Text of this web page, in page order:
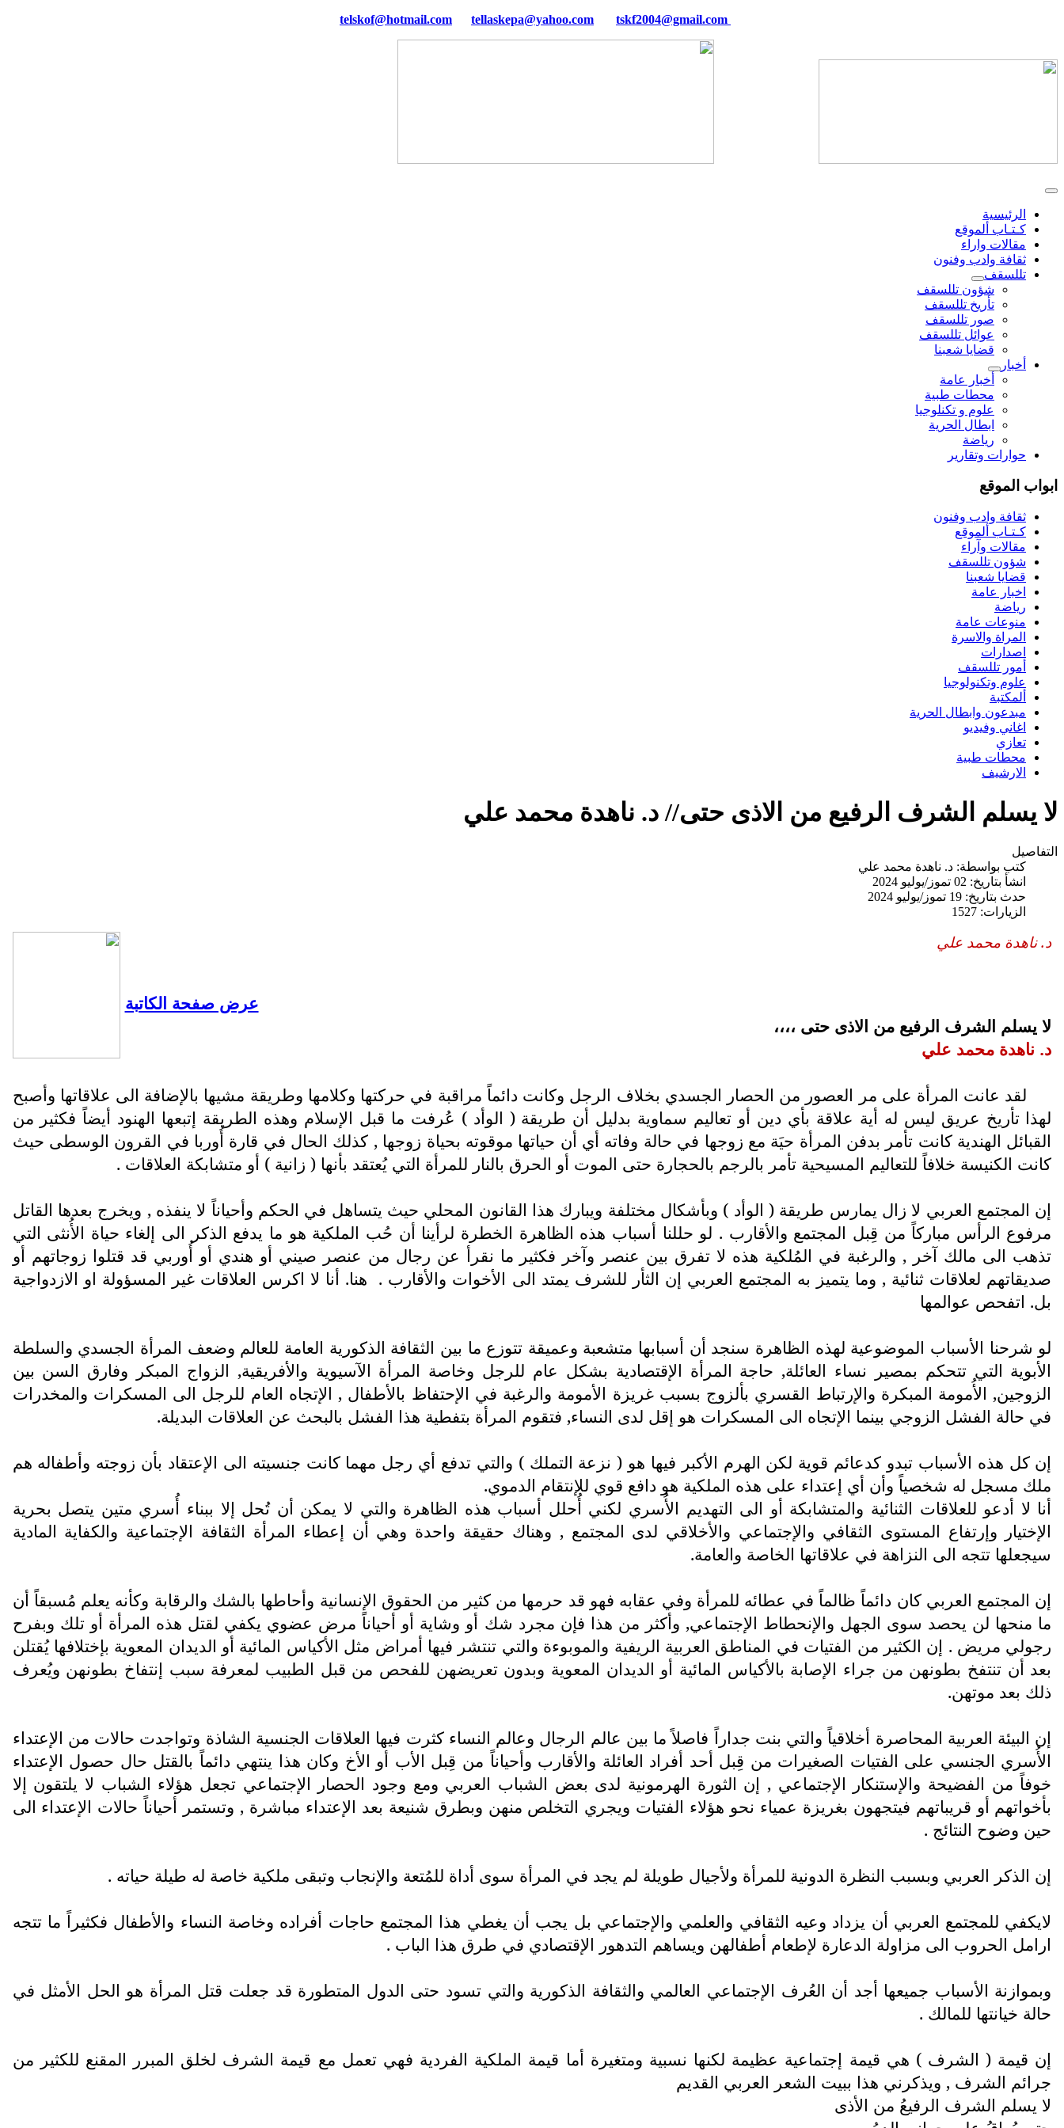
tellaskepa@yahoo.com tskf2004@gmail.com
الرئيسية
كـتـاب ألموقع
مقالات واراء
ثقافة وادب وفنون
تللسقف
شؤون تللسقف
تأريخ تللسقف
صور تللسقف
عوائل تللسقف
قضايا شعبنا
أخبار
أخبار عامة
محطات طبية
علوم و تکنلوجیا
ابطال الحرية
رياضة
حوارات وتقارير
ابواب الموقع
ثقافة وادب وفنون
كـتـاب ألموقع
مقالات وآراء
شؤون تللسقف
قضايا شعبنا
اخبار عامة
رياضة
منوعات عامة
المراة والاسرة
اصدارات
أمور تللسقف
علوم وتكنولوجيا
ألمكتبة
مبدعون وابطال الحرية
اغاني وفيديو
تعازي
محطات طبية
الارشيف
لا يسلم الشرف الرفيع من الاذى حتى// د. ناهدة محمد علي
التفاصيل
كتب بواسطة: د. ناهدة محمد علي
انشأ بتاريخ: 02 تموز/يوليو 2024
حدث بتاريخ: 19 تموز/يوليو 2024
الزيارات: 1527
د. ناهدة محمد علي
عرض صفحة الكاتبة
لا يسلم الشرف الرفيع من الاذى حتى ،،،،
د. ناهدة محمد علي
لقد عانت المرأة على مر العصور من الحصار الجسدي بخلاف الرجل وكانت دائماً مراقبة في حركتها وكلامها وطريقة مشيها بالإضافة الى علاقاتها وأصبح
لهذا تأريخ عريق ليس له أية علاقة بأي دين أو تعاليم سماوية بدليل أن طريقة ( الوأد ) عُرفت ما قبل الإسلام وهذه الطريقة إتبعها الهنود أيضاً فكثير من
القبائل الهندية كانت تأمر بدفن المرأة حيَة مع زوجها في حالة وفاته أي أن حياتها موقوته بحياة زوجها , كذلك الحال في قارة أُوربا في القرون الوسطى حيث
كانت الكنيسة خلافاً للتعاليم المسيحية تأمر بالرجم بالحجارة حتى الموت أو الحرق بالنار للمرأة التي يُعتقد بأنها ( زانية ) أو متشابكة العلاقات .
إن المجتمع العربي لا زال يمارس طريقة ( الوأد ) وبأشكال مختلفة ويبارك هذا القانون المحلي حيث يتساهل في الحكم وأحياناً لا ينفذه , ويخرج بعدها القاتل
مرفوع الرأس مباركاً من قِبل المجتمع والأقارب . لو حللنا أسباب هذه الظاهرة الخطرة لرأينا أن حُب الملكية هو ما يدفع الذكر الى إلغاء حياة الأُنثى التي
تذهب الى مالك آخر , والرغبة في المُلكية هذه لا تفرق بين عنصر وآخر فكثير ما نقرأ عن رجال من عنصر صيني أو هندي أو أُوربي قد قتلوا زوجاتهم أو
صديقاتهم لعلاقات ثنائية , وما يتميز به المجتمع العربي إن الثأر للشرف يمتد الى الأخوات والأقارب . هنا. أنا لا اكرس العلاقات غير المسؤولة او الازدواجية
بل. اتفحص عوالمها
لو شرحنا الأسباب الموضوعية لهذه الظاهرة سنجد أن أسبابها متشعبة وعميقة تتوزع ما بين الثقافة الذكورية العامة للعالم وضعف المرأة الجسدي والسلطة
الأبوية التي تتحكم بمصير نساء العائلة, حاجة المرأة الإقتصادية بشكل عام للرجل وخاصة المرأة الآسيوية والأفريقية, الزواج المبكر وفارق السن بين
الزوجين, الأُمومة المبكرة والإرتباط القسري بألزوج بسبب غريزة الأمومة والرغبة في الإحتفاظ بالأطفال , الإتجاه العام للرجل الى المسكرات والمخدرات
في حالة الفشل الزوجي بينما الإتجاه الى المسكرات هو إقل لدى النساء, فتقوم المرأة بتفطية هذا الفشل بالبحث عن العلاقات البديلة.
إن كل هذه الأسباب تبدو كدعائم قوية لكن الهرم الأكبر فيها هو ( نزعة التملك ) والتي تدفع أي رجل مهما كانت جنسيته الى الإعتقاد بأن زوجته وأطفاله هم
ملك مسجل له شخصياً وأن أي إعتداء على هذه الملكية هو دافع قوي للإنتقام الدموي.
أنا لا أدعو للعلاقات الثنائية والمتشابكة أو الى التهديم الأُسري لكني أُحلل أسباب هذه الظاهرة والتي لا يمكن أن تُحل إلا ببناء أُسري متين يتصل بحرية
الإختيار وإرتفاع المستوى الثقافي والإجتماعي والأخلاقي لدى المجتمع , وهناك حقيقة واحدة وهي أن إعطاء المرأة الثقافة الإجتماعية والكفاية المادية
سيجعلها تتجه الى النزاهة في علاقاتها الخاصة والعامة.
إن المجتمع العربي كان دائماً ظالماً في عطائه للمرأة وفي عقابه فهو قد حرمها من كثير من الحقوق الإنسانية وأحاطها بالشك والرقابة وكأنه يعلم مُسبقاً أن
ما منحها لن يحصد سوى الجهل والإنحطاط الإجتماعي, وأكثر من هذا فإن مجرد شك أو وشاية أو أحياناً مرض عضوي يكفي لقتل هذه المرأة أو تلك وبفرح
رجولي مريض . إن الكثير من الفتيات في المناطق العربية الريفية والموبوءة والتي تنتشر فيها أمراض مثل الأكياس المائية أو الديدان المعوية بإختلافها يُقتلن
بعد أن تنتفخ بطونهن من جراء الإصابة بالأكياس المائية أو الديدان المعوية وبدون تعريضهن للفحص من قبل الطبيب لمعرفة سبب إنتفاخ بطونهن ويُعرف
ذلك بعد موتهن.
إن البيئة العربية المحاصرة أخلاقياً والتي بنت جداراً فاصلاً ما بين عالم الرجال وعالم النساء كثرت فيها العلاقات الجنسية الشاذة وتواجدت حالات من الإعتداء
الأُسري الجنسي على الفتيات الصغيرات من قِبل أحد أفراد العائلة والأقارب وأحياناً من قِبل الأب أو الأخ وكان هذا ينتهي دائماً بالقتل حال حصول الإعتداء
خوفاً من الفضيحة والإستنكار الإجتماعي , إن الثورة الهرمونية لدى بعض الشباب العربي ومع وجود الحصار الإجتماعي تجعل هؤلاء الشباب لا يلتقون إلا
بأخواتهم أو قريباتهم فيتجهون بغريزة عمياء نحو هؤلاء الفتيات ويجري التخلص منهن وبطرق شنيعة بعد الإعتداء مباشرة , وتستمر أحياناً حالات الإعتداء الى
حين وضوح النتائج .
إن الذكر العربي وبسبب النظرة الدونية للمرأة ولأجيال طويلة لم يجد في المرأة سوى أداة للمُتعة والإنجاب وتبقى ملكية خاصة له طيلة حياته .
لايكفي للمجتمع العربي أن يزداد وعيه الثقافي والعلمي والإجتماعي بل يجب أن يغطي هذا المجتمع حاجات أفراده وخاصة النساء والأطفال فكثيراً ما تتجه
ارامل الحروب الى مزاولة الدعارة لإطعام أطفالهن ويساهم التدهور الإقتصادي في طرق هذا الباب .
وبموازنة الأسباب جميعها أجد أن العُرف الإجتماعي العالمي والثقافة الذكورية والتي تسود حتى الدول المتطورة قد جعلت قتل المرأة هو الحل الأمثل في
حالة خيانتها للمالك .
إن قيمة ( الشرف ) هي قيمة إجتماعية عظيمة لكنها نسبية ومتغيرة أما قيمة الملكية الفردية فهي تعمل مع قيمة الشرف لخلق المبرر المقنع للكثير من
جرائم الشرف , ويذكرني هذا ببيت الشعر العربي القديم
لا يسلم الشرف الرفيعُ من الأذى